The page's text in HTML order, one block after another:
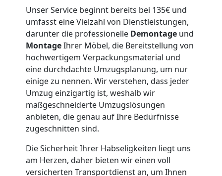
Unser Service beginnt bereits bei 135€ und
umfasst eine Vielzahl von Dienstleistungen,
darunter die professionelle Demontage und
MontageIhrer Möbel, die Bereitstellung von
hochwertigem Verpackungsmaterial und
eine durchdachte Umzugsplanung, um nur
einige zu nennen. Wir verstehen, dass jeder
Umzug einzigartig ist, weshalb wir
maßgeschneiderte Umzugslösungen
anbieten, die genau auf Ihre Bedürfnisse
zugeschnitten sind.
Die Sicherheit Ihrer Habseligkeiten liegt uns
am Herzen, daher bieten wir einen voll
versicherten Transportdienst an, um Ihnen
Leonding
Kleintransport
Leonding
Möbelmontage
Leonding